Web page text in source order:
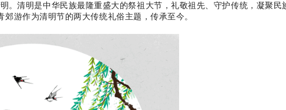
。清明是中华民族最隆重盛大的祭祖大节，礼敬祖先、守护传统，凝聚民
游作为清明节的两大传统礼俗主题，传承至今。